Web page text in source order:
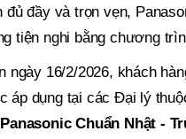
đầy và trọn vẹn,
tiện nghi bằng chương
ngày 16/2/2026, khách
áp dụng tại các Đại lý
Chuẩn Nhật -